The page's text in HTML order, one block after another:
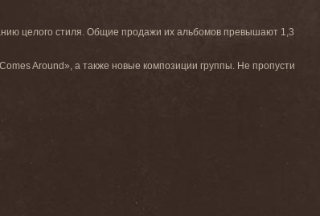
целого стиля. Общие продажи их альбомов превышают 1,3
Around», а также новые композиции группы. Не пропусти